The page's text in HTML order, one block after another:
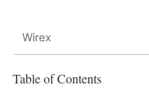
Wirex
Table of Contents